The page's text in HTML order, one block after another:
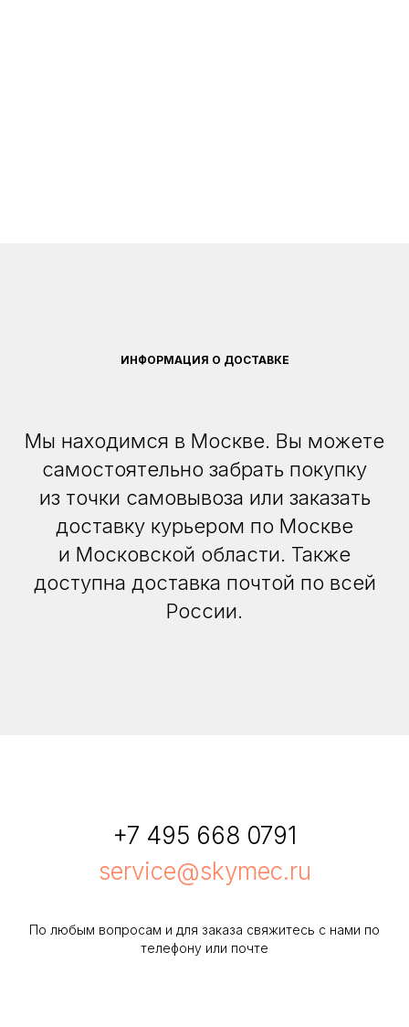
ИНФОРМАЦИЯ О ДОСТАВКЕ
Мы находимся в Москве. Вы можете
самостоятельно забрать покупку
из точки самовывоза или заказать
доставку курьером по Москве
и Московской области. Также
доступна доставка почтой по всей
России.
+7 495 668 0791
service@skymec.ru
По любым вопросам и для заказа свяжитесь с нами по
телефону или почте